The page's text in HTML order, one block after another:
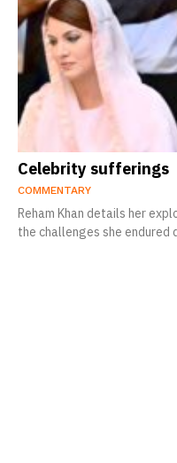
Celebrity sufferings
COMMENTARY
Reham Khan details her
the challenges she